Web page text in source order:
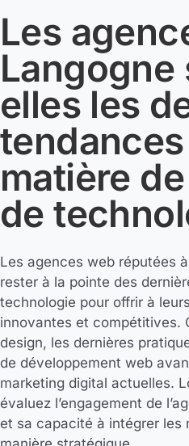
Les
Langogne
elles les
matière
de
Les agences web réputées
rester à la pointe des
technologie pour offrir à
innovantes et compétitives.
design, les dernières
de développement web
marketing digital actuelles.
évaluez l’engagement de
et sa capacité à intégrer les